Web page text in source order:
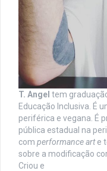
T. Angel tem
Educação Inclusiva. É
periférica e vegana. É
pública estadual na
com performance arte
sobre a modificação
Criou e